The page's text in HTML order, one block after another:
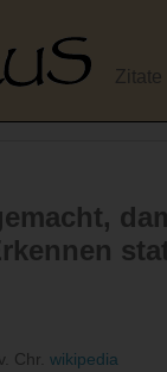
Zitate
Chr. wikipedia